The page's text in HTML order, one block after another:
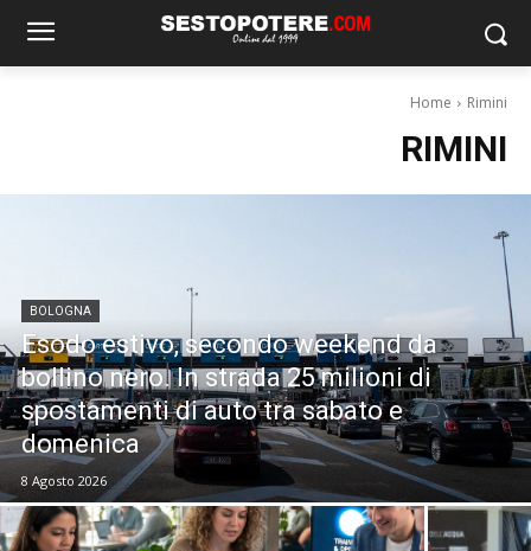
Home Rimini
RIMINI
BOLOGNA
Esodo estivo, secondo weekend da
bollino nero. In strada 25 milioni di
spostamenti di auto tra sabato e
domenica
8 Agosto 2026